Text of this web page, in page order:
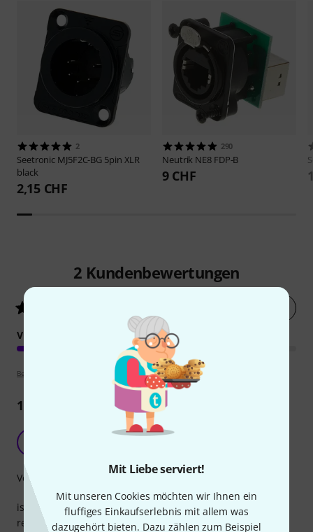
Mit Liebe serviert!
Mit unseren Cookies möchten wir Ihnen ein
fluffiges Einkaufserlebnis mit allem was
dazugehört bieten. Dazu zählen zum Beispiel
2
Seetronic MJ5F2C-BG 5pin XLR
black
2,15 CHF
290
Neutrik NE8 FDP-B
9 CHF
2 Kundenbewertungen
VERARBEITUNG
Bewertungsrichtlinien
1
ist ok für den Preis allerdings lässt sich der Stecker oftmals
recht schwer lösen.
Verarbeitung